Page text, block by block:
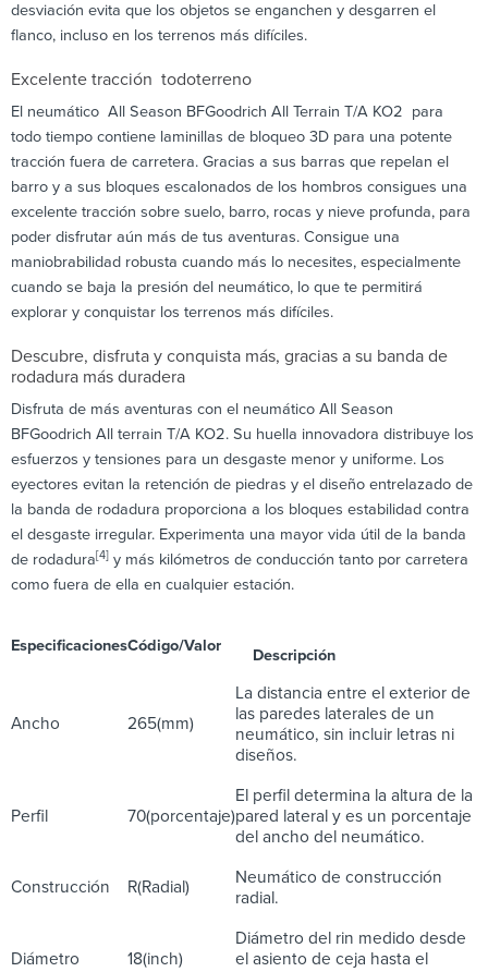
desviación evita que los objetos se enganchen y desgarren el
flanco, incluso en los terrenos más difíciles.
Excelente tracción todoterreno
El neumático All Season BFGoodrich All Terrain T/A KO2 para
todo tiempo contiene laminillas de bloqueo 3D para una potente
tracción fuera de carretera. Gracias a sus barras que repelan el
barro y a sus bloques escalonados de los hombros consigues una
excelente tracción sobre suelo, barro, rocas y nieve profunda, para
poder disfrutar aún más de tus aventuras. Consigue una
maniobrabilidad robusta cuando más lo necesites, especialmente
cuando se baja la presión del neumático, lo que te permitirá
explorar y conquistar los terrenos más difíciles.
Descubre, disfruta y conquista más, gracias a su banda de
rodadura más duradera
Disfruta de más aventuras con el neumático All Season
BFGoodrich All terrain T/A KO2. Su huella innovadora distribuye los
esfuerzos y tensiones para un desgaste menor y uniforme. Los
eyectores evitan la retención de piedras y el diseño entrelazado de
la banda de rodadura proporciona a los bloques estabilidad contra
el desgaste irregular. Experimenta una mayor vida útil de la banda
de rodadura[4] y más kilómetros de conducción tanto por carretera
como fuera de ella en cualquier estación.
EspecificacionesCódigo/Valor
Descripción
Ancho 265(mm)
La distancia entre el exterior de
las paredes laterales de un
neumático, sin incluir letras ni
diseños.
Perfil 70(porcentaje)
El perfil determina la altura de la
pared lateral y es un porcentaje
del ancho del neumático.
Construcción R(Radial)
Neumático de construcción
radial.
Diámetro 18(inch)
Diámetro del rin medido desde
el asiento de ceja hasta el